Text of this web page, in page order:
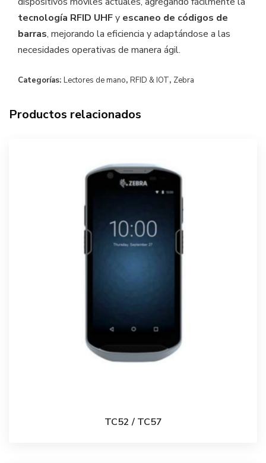
tecnología RFID UHFy escaneo de códigos de
barras, mejorando la eficiencia y adaptándose a las
necesidades operativas de manera ágil.
Categorías: Lectores de mano, RFID & IOT, Zebra
Productos relacionados
TC52 / TC57